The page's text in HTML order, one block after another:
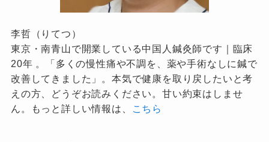
李哲（りてつ）
東京・南青山で開業している中国人鍼灸師です｜臨床
20年 。「多くの慢性痛や不調を、薬や手術なしに鍼で
改善してきました」。本気で健康を取り戻したいと考
えの方、どうぞお読みください。甘い約束はしませ
ん。もっと詳しい情報は、
こちら